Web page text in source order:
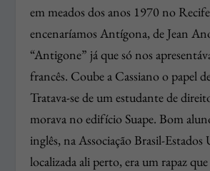
em meados dos anos 1970 no
encenaríamos Antígona, de Jean
“Antigone” já que só nos
francês. Coube a Cassiano o papel
Tratava-se de um estudante de
morava no edifício Suape. Bom
inglês, na Associação Brasil-Estados
localizada ali perto, era um rapaz